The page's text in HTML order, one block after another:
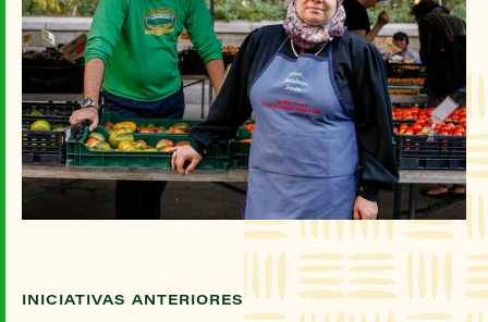
INICIATIVAS ANTERIORES